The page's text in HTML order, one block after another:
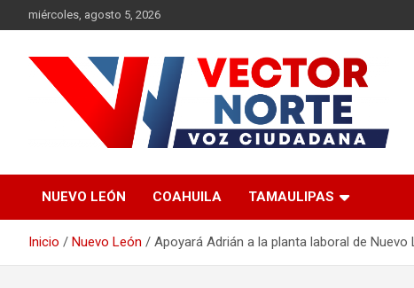
al
miércoles, agosto 5, 2026
Vector Norte
NUEVO LEÓN COAHUILA TAMAULIPAS
Inicio Nuevo León Apoyará Adrián a la planta laboral de Nuevo